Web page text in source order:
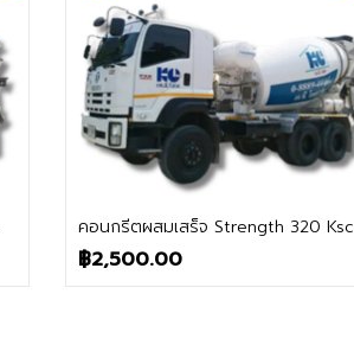
คอนกรีตผสมเสร็จ Strength 320 Ksc
฿2,500.00
ติดต่อฝ่ายขาย